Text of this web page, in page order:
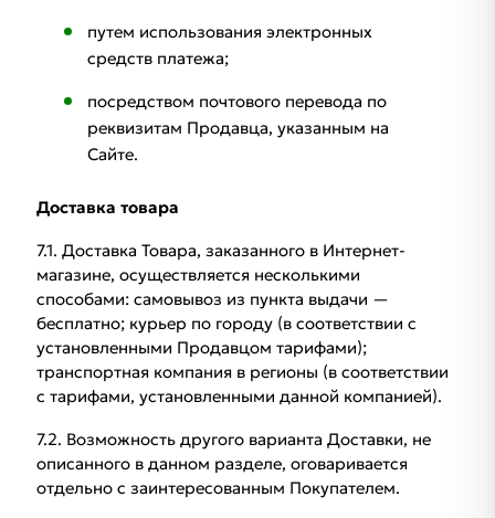
путем использования электронных
средств платежа;
посредством почтового перевода по
реквизитам Продавца, указанным на
Сайте.
Доставка товара
7.1. Доставка Товара, заказанного в Интернет-
магазине, осуществляется несколькими
способами: самовывоз из пункта выдачи —
бесплатно; курьер по городу (в соответствии с
установленными Продавцом тарифами);
транспортная компания в регионы (в соответствии
с тарифами, установленными данной компанией).
7.2. Возможность другого варианта Доставки, не
описанного в данном разделе, оговаривается
отдельно с заинтересованным Покупателем.